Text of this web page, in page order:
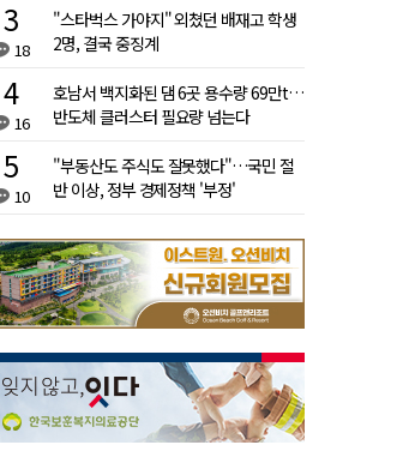
18
"스타벅스 가야지" 외쳤던 배재고 학생
2명, 결국 중징계
16
호남서 백지화된 댐 6곳 용수량 69만t…
반도체 클러스터 필요량 넘는다
10
"부동산도 주식도 잘못했다"…국민 절
반 이상, 정부 경제정책 '부정'